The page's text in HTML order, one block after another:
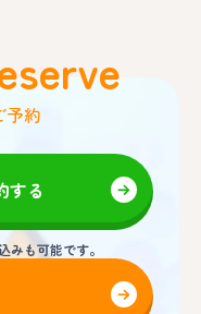
予約
する
みも可能です。